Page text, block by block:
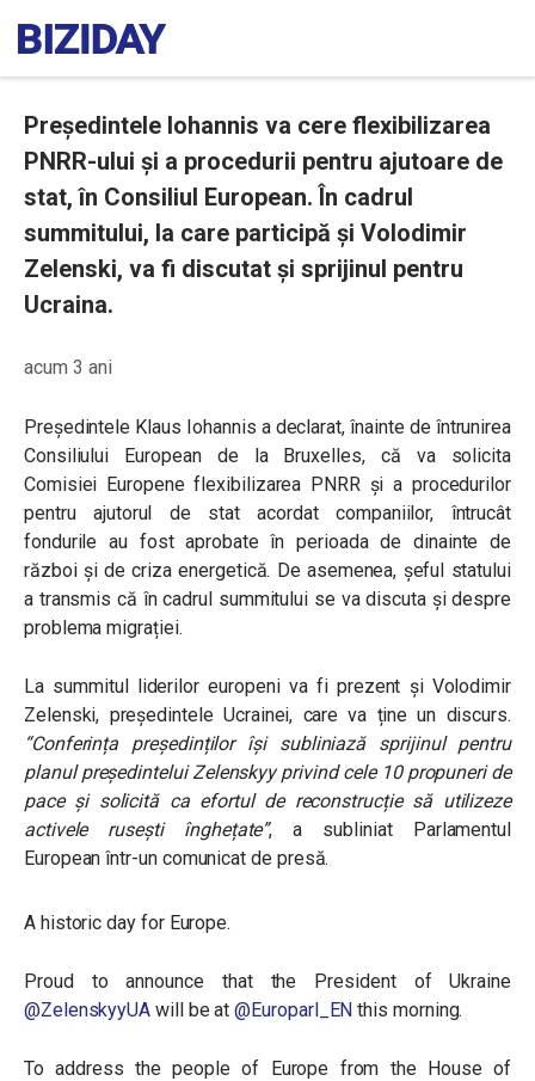
Președintele Iohannis va cere flexibilizarea
PNRR-ului și a procedurii pentru ajutoare de
stat, în Consiliul European. În cadrul
summitului, la care participă și Volodimir
Zelenski, va fi discutat și sprijinul pentru
Ucraina.
acum 3 ani
Președintele Klaus Iohannis a declarat, înainte de întrunirea
Consiliului European de la Bruxelles, că va solicita
Comisiei Europene flexibilizarea PNRR și a procedurilor
pentru ajutorul de stat acordat companiilor, întrucât
fondurile au fost aprobate în perioada de dinainte de
război și de criza energetică. De asemenea, șeful statului
a transmis că în cadrul summitului se va discuta și despre
problema migrației.
La summitul liderilor europeni va fi prezent și Volodimir
Zelenski, președintele Ucrainei, care va ține un discurs.
“Conferința președinților își subliniază sprijinul pentru
planul președintelui Zelenskyy privindcele 10 propuneri de
paceși solicită ca efortul de reconstrucție să utilizeze
activele rusești înghețate”, a subliniat Parlamentul
European într-un comunicat de presă.
A historic day for Europe.
Proud to announce that the President of Ukraine
@ZelenskyyUA will be at@Europarl_EN this morning.
To address the people of Europe from the House of